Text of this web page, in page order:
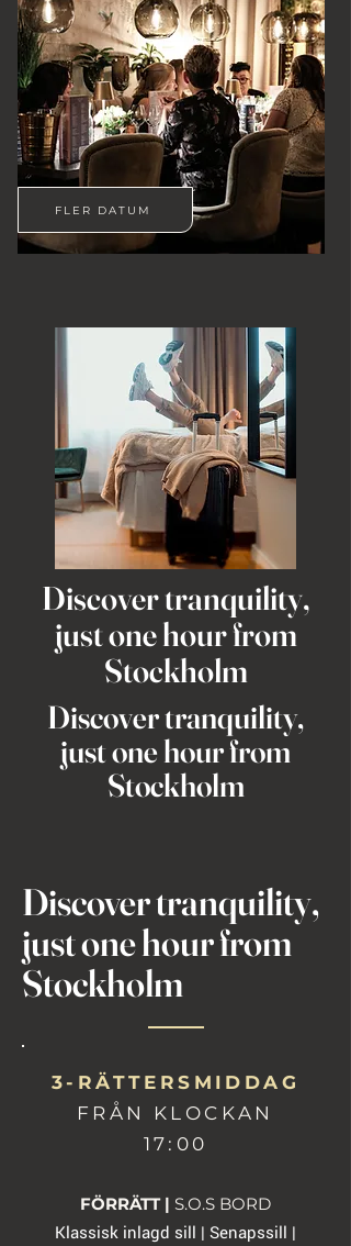
FLER DATUM
Discover tranquility,
just one hour from
Stockholm
Discover tranquility,
just one hour from
Stockholm
Discover tranquility,
just one hour from
Stockholm
3-RÄTTERSMIDDAG
FRÅN KLOCKAN
17:00
FÖRRÄTT | S.O.S BORD
Klassisk inlagd sill | Senapssill |